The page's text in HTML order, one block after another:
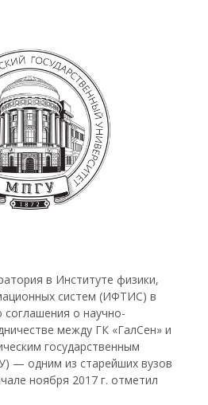
в Институте физики,
систем (ИФТИС) в
соглашения о научно-
между ГК «ГалСен» и
государственным
— одним из старейших вузов
ноября 2017 г. отметил